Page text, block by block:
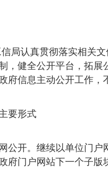
局认真贯彻落实相关
，健全公开平台，拓展
府信息主动公开工作
要形式
公开。继续以单位门
府门户网站下一个子